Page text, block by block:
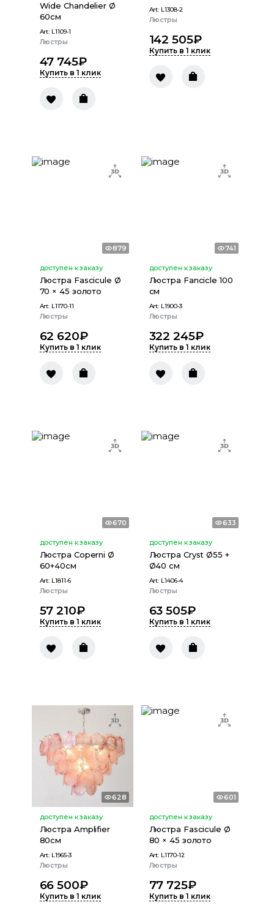
Wide Chandelier Ø
60см
Art: L1109-1
Люстры
47 745₽
Купить в 1 клик
Art: L1308-2
Люстры
142 505₽
Купить в 1 клик
879
доступен к заказу
Люстра Fascicule Ø
70 × 45 золото
Art: L1170-11
Люстры
62 620₽
Купить в 1 клик
741
доступен к заказу
Люстра Fancicle 100
cм
Art: L1900-3
Люстры
322 245₽
Купить в 1 клик
670
доступен к заказу
Люстра Coperni Ø
60+40см
Art: L1811-6
Люстры
57 210₽
Купить в 1 клик
633
доступен к заказу
Люстра Cryst Ø55 +
Ø40 см
Art: L1406-4
Люстры
63 505₽
Купить в 1 клик
628
доступен к заказу
Люстра Amplifier
80см
Art: L1965-3
Люстры
66 500₽
Купить в 1 клик
601
доступен к заказу
Люстра Fascicule Ø
80 × 45 золото
Art: L1170-12
Люстры
77 725₽
Купить в 1 клик